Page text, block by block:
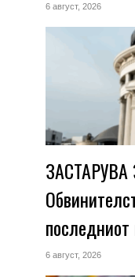
6 август, 2026
последниот
6 август, 2026